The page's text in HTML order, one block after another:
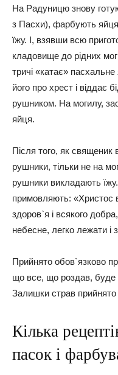
На Радуницю знову
з Пасхи), фарбують яйця
їжу. І, взявши всю
кладовище до рідних
тричі «катає»
його про хрест і віддає
рушником. На могилу,
яйця.
Після того, як священик
рушники, тільки не на
рушники викладають
примовляють: «Христос
здоров`я і всякого
небесне, легко лежати і
Прийнято обов`язково
що все, що роздав,
Залишки страв
Кілька
пасок і